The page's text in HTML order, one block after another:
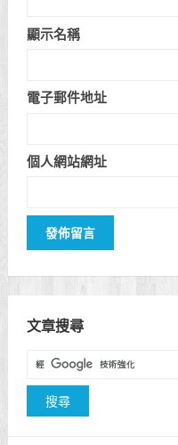
顯示名稱
電子郵件地址
個人網站網址
文章搜尋